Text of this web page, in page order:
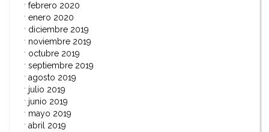
febrero 2020
enero 2020
diciembre 2019
noviembre 2019
octubre 2019
septiembre 2019
agosto 2019
julio 2019
junio 2019
mayo 2019
abril 2019